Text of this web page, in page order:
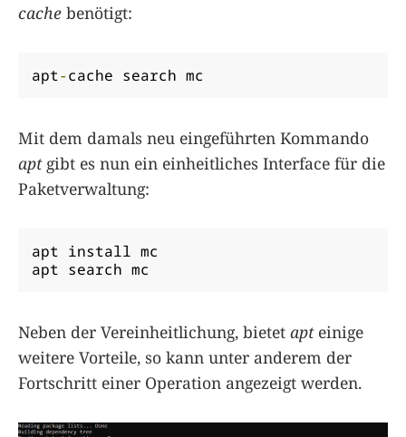
cache benötigt:
apt-cache search mc
Mit dem damals neu eingeführten Kommando
aptgibt es nun ein einheitliches Interface für die
Paketverwaltung:
apt install mc
apt search mc
Neben der Vereinheitlichung, bietet apteinige
weitere Vorteile, so kann unter anderem der
Fortschritt einer Operation angezeigt werden.